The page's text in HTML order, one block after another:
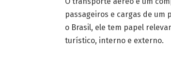
passageiros e cargas de um
o Brasil, ele tem papel
turístico, interno e externo.